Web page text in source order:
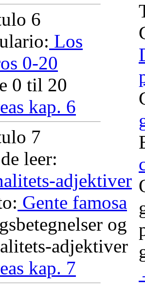
6
Los
0-20
0 til 20
kap. 6
7
leer:
adjektiver
Gente famosa
og
adjektiver
kap. 7